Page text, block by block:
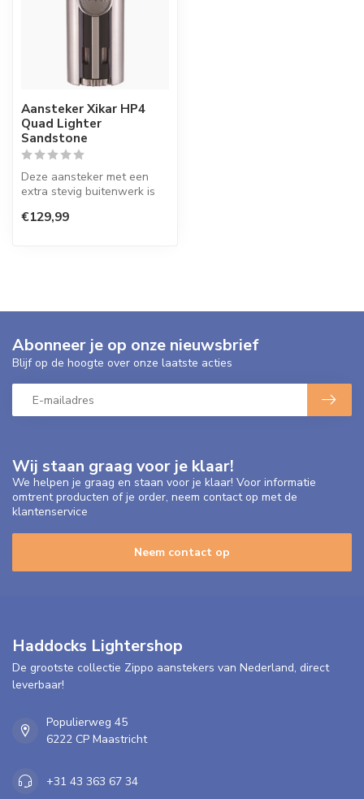
Aansteker Xikar HP4
Quad Lighter
Sandstone
Deze aansteker met een
extra stevig buitenwerk is
prestatie ...
€129,99
Wij staan graag voor je klaar!
We helpen je graag en staan voor je klaar! Voor informatie
omtrent producten of je order, neem contact op met de
klantenservice
Neem contact op
Abonneer je op onze nieuwsbrief
Blijf op de hoogte over onze laatste acties
Haddocks Lightershop
De grootste collectie Zippo aanstekers van Nederland, direct
leverbaar!
Populierweg 45
6222 CP Maastricht
+31 43 363 67 34